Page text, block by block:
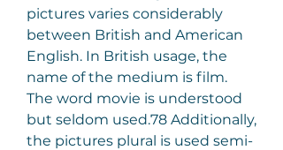
pictures varies considerably
between British and American
English. In British usage, the
name of the medium is film.
The word movie is understood
but seldom used.78 Additionally,
the pictures plural is used semi-